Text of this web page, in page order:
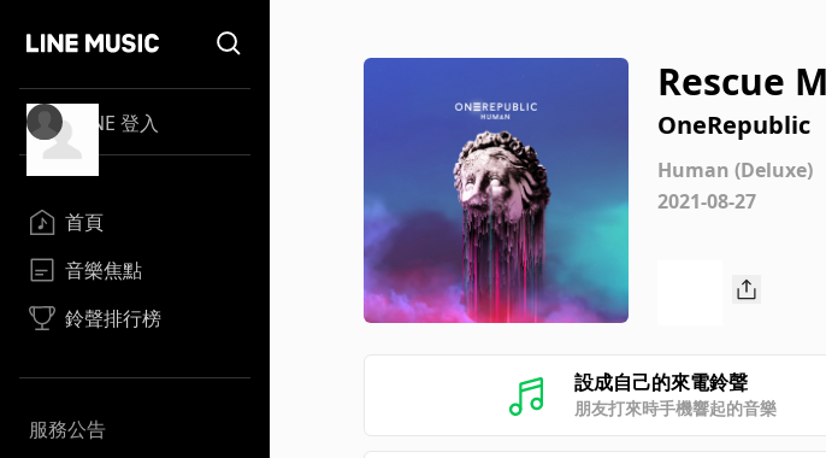
LINE 登入
首頁
音樂焦點
鈴聲排行榜
服務公告
Rescue
OneRepublic
Human (Deluxe)
2021-08-27
設成自己的來電鈴聲
朋友打來時手機響起的音樂